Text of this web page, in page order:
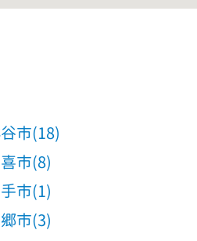
市(18)
市(8)
市(1)
市(3)